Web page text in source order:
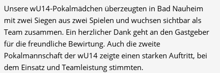
Unsere wU14-Pokalmädchen überzeugten in Bad Nauheim
mit zwei Siegen aus zwei Spielen und wuchsen sichtbar als
Team zusammen. Ein herzlicher Dank geht an den Gastgeber
für die freundliche Bewirtung. Auch die zweite
Pokalmannschaft der wU14 zeigte einen starken Auftritt, bei
dem Einsatz und Teamleistung stimmten.